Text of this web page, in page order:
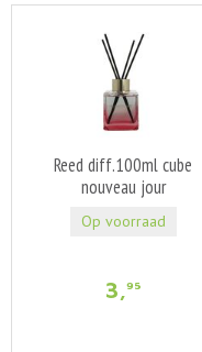
Reed diff.100ml cube
nouveau jour
3,95
Op voorraad